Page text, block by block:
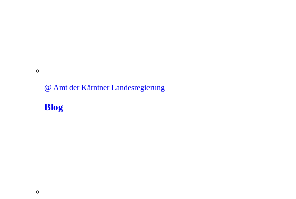
@ Amt der Kärntner Landesregierung
Blog